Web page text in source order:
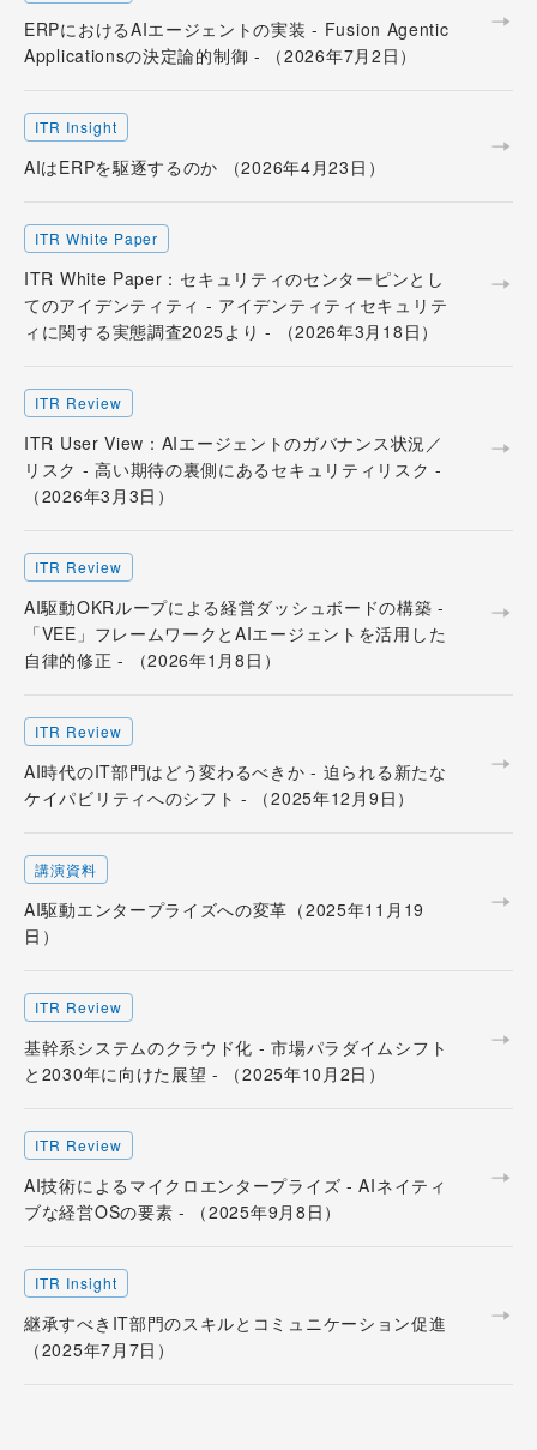
ERPにおけるAIエージェントの実装 - Fusion Agentic
Applicationsの決定論的制御 - （2026年7月2日）
ITR Insight
AIはERPを駆逐するのか （2026年4月23日）
ITR White Paper
ITR White Paper：セキュリティのセンターピンとし
てのアイデンティティ - アイデンティティセキュリテ
ィに関する実態調査2025より - （2026年3月18日）
ITR Review
ITR User View：AIエージェントのガバナンス状況／
リスク - 高い期待の裏側にあるセキュリティリスク -
（2026年3月3日）
ITR Review
AI駆動OKRループによる経営ダッシュボードの構築 -
「VEE」フレームワークとAIエージェントを活用した
自律的修正 - （2026年1月8日）
ITR Review
AI時代のIT部門はどう変わるべきか - 迫られる新たな
ケイパビリティへのシフト - （2025年12月9日）
講演資料
AI駆動エンタープライズへの変革​ （2025年11月19
日）
ITR Review
基幹系システムのクラウド化 - 市場パラダイムシフト
と2030年に向けた展望 - （2025年10月2日）
ITR Review
AI技術によるマイクロエンタープライズ - AIネイティ
ブな経営OSの要素 - （2025年9月8日）
ITR Insight
継承すべきIT部門のスキルとコミュニケーション促進
（2025年7月7日）